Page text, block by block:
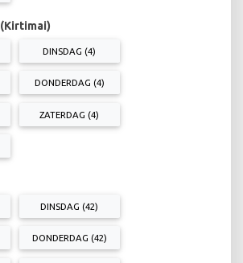
DINSDAG (4)
DONDERDAG (4)
ZATERDAG (4)
DINSDAG (42)
DONDERDAG (42)